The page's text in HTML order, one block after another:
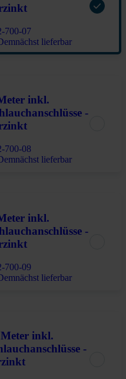
700-07
lieferbar
inkl.
-
700-08
lieferbar
inkl.
-
700-09
lieferbar
inkl.
-